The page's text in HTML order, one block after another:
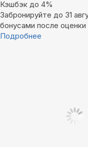
Кэшбэк до 4%
Забронируйте до 31
бонусами после
Подробнее